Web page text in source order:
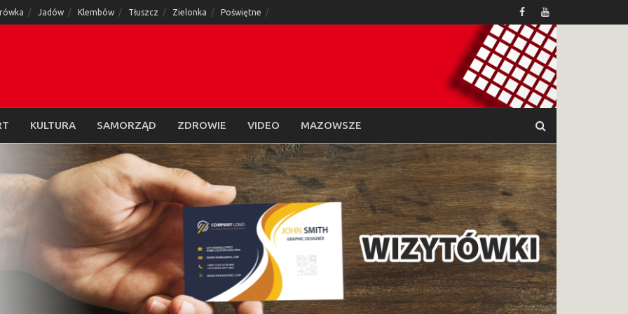
Jadów Klembów Tłuszcz Zielonka Poświętne
KULTURA SAMORZĄD ZDROWIE VIDEO MAZOWSZE